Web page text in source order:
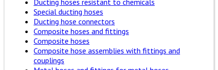
Ducting hoses resistant to chemicals
Special ducting hoses
Ducting hose connectors
Composite hoses and fittings
Composite hoses
Composite hose assemblies with fittings and
couplings